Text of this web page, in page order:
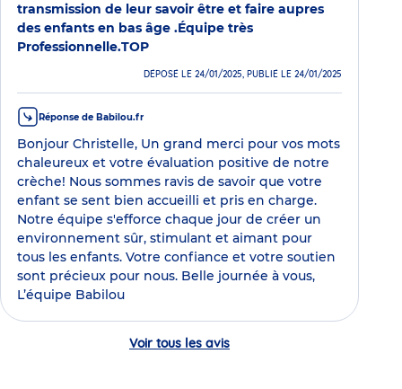
transmission de leur savoir être et faire aupres
des enfants en bas âge .Équipe très
Professionnelle.TOP
DÉPOSÉ LE 24/01/2025, PUBLIÉ LE 24/01/2025
Réponse de Babilou.fr
Bonjour Christelle, Un grand merci pour vos mots
chaleureux et votre évaluation positive de notre
crèche! Nous sommes ravis de savoir que votre
enfant se sent bien accueilli et pris en charge.
Notre équipe s'efforce chaque jour de créer un
environnement sûr, stimulant et aimant pour
tous les enfants. Votre confiance et votre soutien
sont précieux pour nous. Belle journée à vous,
L’équipe Babilou
Voir tous les avis